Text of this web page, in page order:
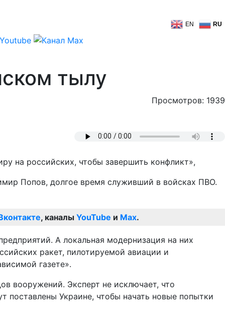
EN RU
тылу
Просмотров: 1939
на российских, чтобы завершить конфликт»,
Попов, долгое время служивший в войсках ПВО.
, каналы YouTube и Max.
А локальная модернизация на них
ракет, пилотируемой авиации и
газете».
вооружений. Эксперт не исключает, что
поставлены Украине, чтобы начать новые попытки